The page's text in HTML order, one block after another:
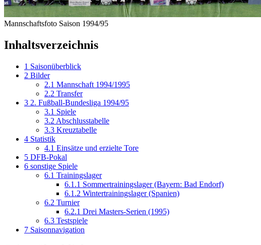
Mannschaftsfoto Saison 1994/95
Inhaltsverzeichnis
1 Saisonüberblick
2 Bilder
2.1 Mannschaft 1994/1995
2.2 Transfer
3 2. Fußball-Bundesliga 1994/95
3.1 Spiele
3.2 Abschlusstabelle
3.3 Kreuztabelle
4 Statistik
4.1 Einsätze und erzielte Tore
5 DFB-Pokal
6 sonstige Spiele
6.1 Trainingslager
6.1.1 Sommertrainingslager (Bayern: Bad Endorf)
6.1.2 Wintertrainingslager (Spanien)
6.2 Turnier
6.2.1 Drei Masters-Serien (1995)
6.3 Testspiele
7 Saisonnavigation